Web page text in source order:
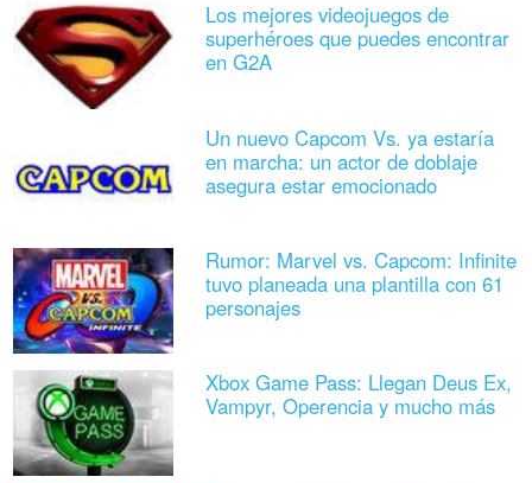
Los mejores videojuegos de
superhéroes que puedes encontrar
en G2A
Un nuevo Capcom Vs. ya estaría
en marcha: un actor de doblaje
asegura estar emocionado
Rumor: Marvel vs. Capcom: Infinite
tuvo planeada una plantilla con 61
personajes
Xbox Game Pass: Llegan Deus Ex,
Vampyr, Operencia y mucho más